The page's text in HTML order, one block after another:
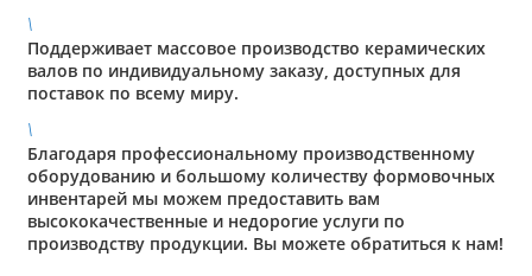
\
Поддерживает массовое производство керамических
валов по индивидуальному заказу, доступных для
поставок по всему миру.
\
Благодаря профессиональному производственному
оборудованию и большому количеству формовочных
инвентарей мы можем предоставить вам
высококачественные и недорогие услуги по
производству продукции. Вы можете обратиться к нам!